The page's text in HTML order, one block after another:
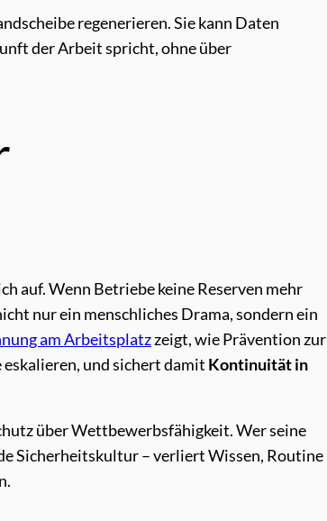
regenerieren. Sie kann Daten
der Arbeit spricht, ohne über
auf. Wenn Betriebe keine Reserven mehr
nur ein menschliches Drama, sondern ein
am Arbeitsplatzzeigt, wie Prävention zur
und sichert damit Kontinuität in
über Wettbewerbsfähigkeit. Wer seine
Sicherheitskultur – verliert Wissen, Routine